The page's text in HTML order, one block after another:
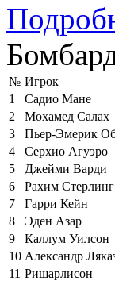
№ Игрок
1
Садио Мане
2
Мохамед Салах
3
Пьер-Эмерик
4
Серхио Агуэро
5
Джейми Варди
6
Рахим Стерлинг
7
Гарри Кейн
8
Эден Азар
9
Каллум Уилсон
10 Александр
11 Ришарлисон